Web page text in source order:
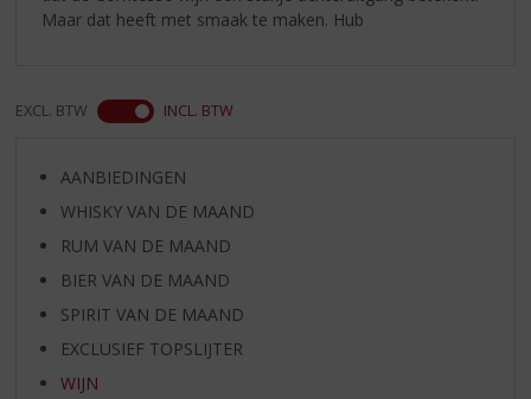
Maar dat heeft met smaak te maken. Hub
EXCL. BTW INCL. BTW
AANBIEDINGEN
WHISKY VAN DE MAAND
RUM VAN DE MAAND
BIER VAN DE MAAND
SPIRIT VAN DE MAAND
EXCLUSIEF TOPSLIJTER
WIJN